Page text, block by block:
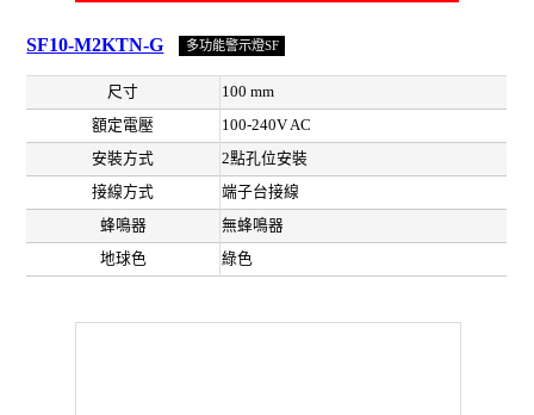
SF10-M2KTN-G 多功能警示燈SF
尺寸
100 mm
額定電壓
100-240V AC
安裝方式
2點孔位安裝
接線方式
端子台接線
蜂鳴器
無蜂鳴器
地球色
綠色